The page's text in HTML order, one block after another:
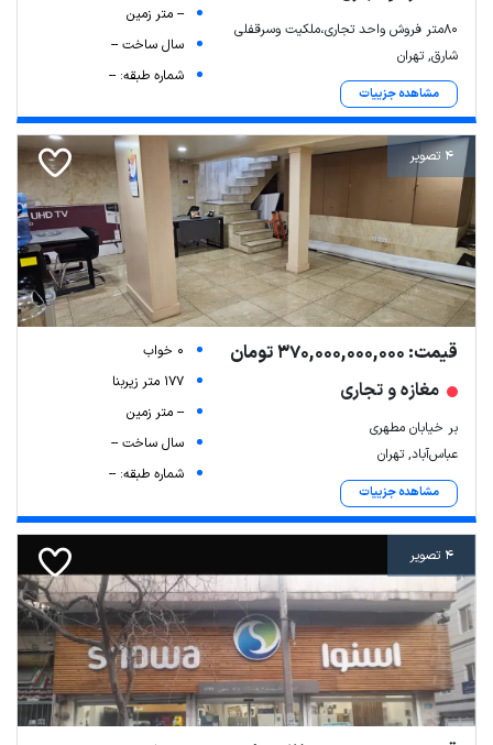
۸۰متر فروش واحد تجاری،ملکیت وسرقفلی
شارق, تهران
مشاهده جزییات
-- متر زمین
سال ساخت --
شماره طبقه: --
4 تصویر
قیمت: 370,000,000,000 تومان
مغازه و تجاری
بر خیابان مطهری
عباس‌آباد, تهران
مشاهده جزییات
0 خواب
177 متر زیربنا
-- متر زمین
سال ساخت --
شماره طبقه: --
4 تصویر